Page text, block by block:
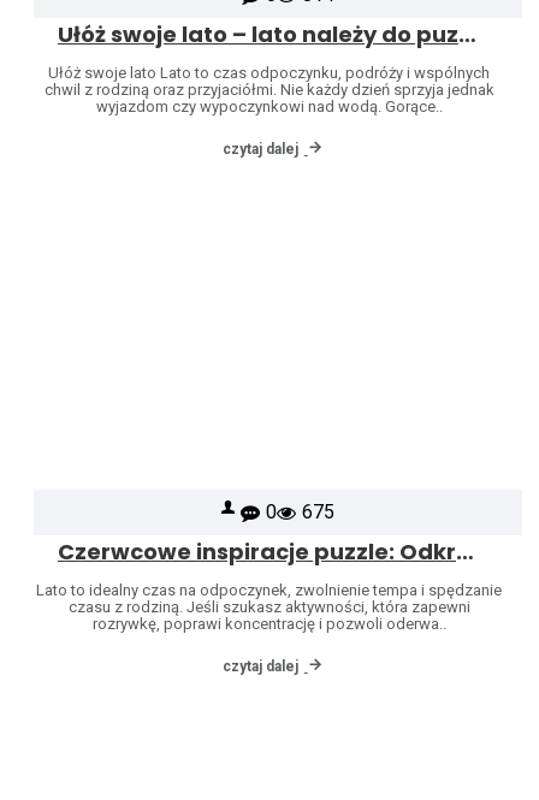
Ułóż swoje lato – lato należy do puzzli
Ułóż swoje lato Lato to czas odpoczynku, podróży i wspólnych
chwil z rodziną oraz przyjaciółmi. Nie każdy dzień sprzyja jednak
wyjazdom czy wypoczynkowi nad wodą. Gorące..
czytaj dalej
0 675
Czerwcowe inspiracje puzzle: Odkryj świat marek Heye i Jumbo
Lato to idealny czas na odpoczynek, zwolnienie tempa i spędzanie
czasu z rodziną. Jeśli szukasz aktywności, która zapewni
rozrywkę, poprawi koncentrację i pozwoli oderwa..
czytaj dalej